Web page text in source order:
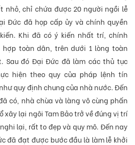
nhỏ, chỉ chứa được 20 người ngồi lễ
Đức đã họp cấp ủy và chính quyền
Khi đã có ý kiến nhất trí, chính
toàn dân, trên dưới 1 lòng toàn
Sau đó Đại Đức đã làm các thủ tục
hiện theo quy của pháp lệnh tín
quy định chung của nhà nước. Đến
có, nhà chùa và làng vô cùng phấn
xây lại ngôi Tam Bảo trở về đúng vị trí
lại, rất to đẹp và quy mô. Đến nay
đã đạt được bước đầu là làm lễ khởi